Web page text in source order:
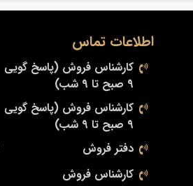
اطلاعات تماس
کارشناس فروش (پاسخ گویی
9 صبح تا 9 شب)
کارشناس فروش (پاسخ گویی
9 صبح تا 9 شب)
دفتر فروش
کارشناس فروش